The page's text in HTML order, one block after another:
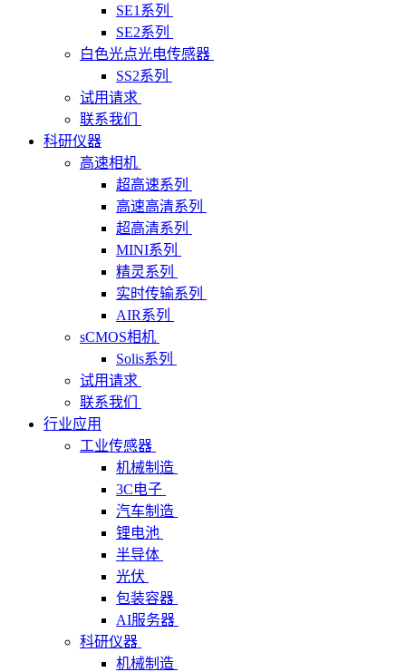
SE1系列
SE2系列
白色光点光电传感器
SS2系列
试用请求
联系我们
科研仪器
高速相机
超高速系列
高速高清系列
超高清系列
MINI系列
精灵系列
实时传输系列
AIR系列
sCMOS相机
Solis系列
试用请求
联系我们
行业应用
工业传感器
机械制造
3C电子
汽车制造
锂电池
半导体
光伏
包装容器
AI服务器
科研仪器
机械制造